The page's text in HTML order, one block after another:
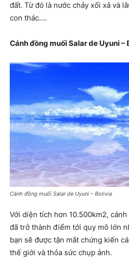
đất. Từ đó là nước chảy xối xả và
con thác….
Cánh đồng muối Salar de Uyuni –
Cánh đồng muối Salar de Uyuni – Bolivia
Với diện tích hơn 10.500km2,
đã trở thành điểm tới quy mô lớn
bạn sẽ được tận mắt chứng kiến
thế giới và thỏa sức chụp ảnh.